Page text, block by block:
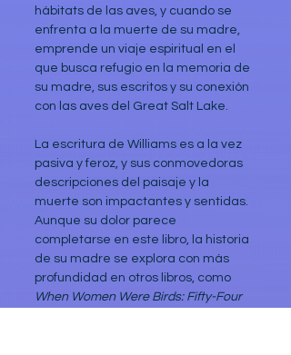
hábitats de las aves, y cuando se
enfrenta a la muerte de su madre,
emprende un viaje espiritual en el
que busca refugio en la memoria de
su madre, sus escritos y su conexión
con las aves del Great Salt Lake.
La escritura de Williams es a la vez
pasiva y feroz, y sus conmovedoras
descripciones del paisaje y la
muerte son impactantes y sentidas.
Aunque su dolor parece
completarse en este libro, la historia
de su madre se explora con más
profundidad en otros libros, como
When Women Were Birds: Fifty-Four